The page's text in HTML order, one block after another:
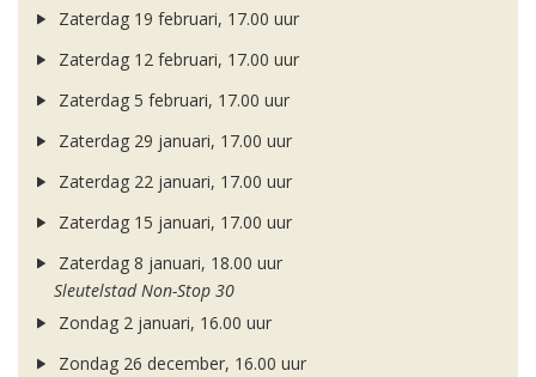
Zaterdag 19 februari, 17.00 uur
Zaterdag 12 februari, 17.00 uur
Zaterdag 5 februari, 17.00 uur
Zaterdag 29 januari, 17.00 uur
Zaterdag 22 januari, 17.00 uur
Zaterdag 15 januari, 17.00 uur
Zaterdag 8 januari, 18.00 uur
Sleutelstad Non-Stop 30
Zondag 2 januari, 16.00 uur
Zondag 26 december, 16.00 uur